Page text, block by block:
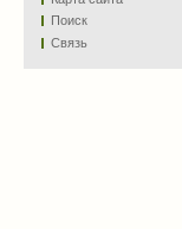
Поиск
Связь